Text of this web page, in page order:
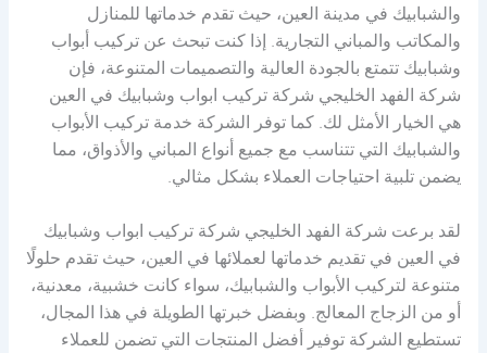
والشبابيك في مدينة العين، حيث تقدم خدماتها للمنازل
والمكاتب والمباني التجارية. إذا كنت تبحث عن تركيب أبواب
وشبابيك تتمتع بالجودة العالية والتصميمات المتنوعة، فإن
شركة الفهد الخليجي شركة تركيب ابواب وشبابيك في العين
هي الخيار الأمثل لك. كما توفر الشركة خدمة تركيب الأبواب
والشبابيك التي تتناسب مع جميع أنواع المباني والأذواق، مما
يضمن تلبية احتياجات العملاء بشكل مثالي.
لقد برعت شركة الفهد الخليجي شركة تركيب ابواب وشبابيك
في العين في تقديم خدماتها لعملائها في العين، حيث تقدم حلولًا
متنوعة لتركيب الأبواب والشبابيك، سواء كانت خشبية، معدنية،
أو من الزجاج المعالج. وبفضل خبرتها الطويلة في هذا المجال،
تستطيع الشركة توفير أفضل المنتجات التي تضمن للعملاء